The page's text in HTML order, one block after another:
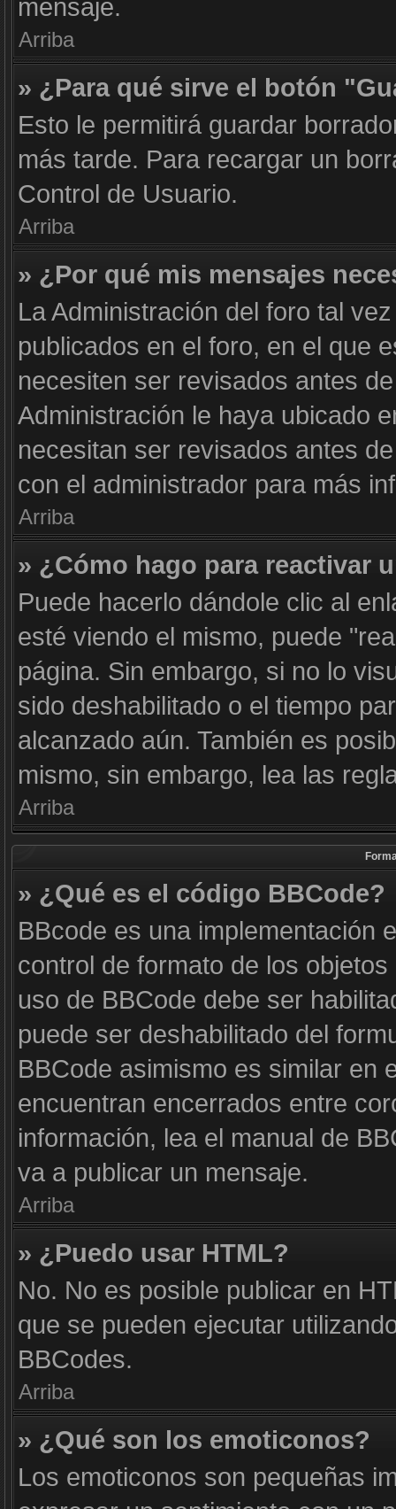
mensaje.
Arriba
» ¿Para qué sirve el botón
Esto le permitirá guardar
más tarde. Para recargar un
Control de Usuario.
Arriba
» ¿Por qué mis mensajes
La Administración del foro tal
publicados en el foro, en el que
necesiten ser revisados antes
Administración le haya ubicado
necesitan ser revisados antes
con el administrador para más
Arriba
» ¿Cómo hago para reactivar
Puede hacerlo dándole clic al
esté viendo el mismo, puede
página. Sin embargo, si no lo
sido deshabilitado o el tiempo
alcanzado aún. También es
mismo, sin embargo, lea las
Arriba
» ¿Qué es el código BBCode?
BBcode es una implementación
control de formato de los
uso de BBCode debe ser
puede ser deshabilitado del
BBCode asimismo es similar en
encuentran encerrados entre
información, lea el manual de
va a publicar un mensaje.
Arriba
» ¿Puedo usar HTML?
No. No es posible publicar en
que se pueden ejecutar
BBCodes.
Arriba
» ¿Qué son los emoticonos?
Los emoticonos son pequeñas